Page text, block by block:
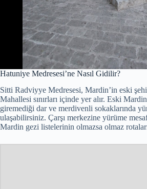
Hatuniye Medresesi’ne Nasıl Gidilir?
Sitti Radviyye Medresesi, Mardin’in eski
Mahallesi sınırları içinde yer alır. Eski
giremediği dar ve merdivenli sokaklarında
ulaşabilirsiniz. Çarşı merkezine yürüme
Mardin gezi listelerinin olmazsa olmaz